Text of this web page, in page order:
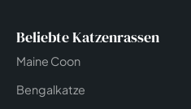
Beliebte Katzenrassen
Maine Coon
Bengalkatze